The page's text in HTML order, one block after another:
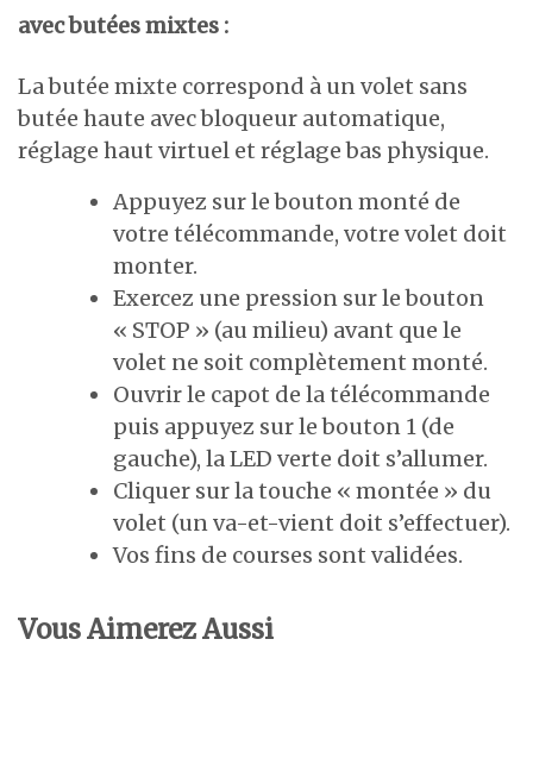
avec butées mixtes :
La butée mixte correspond à un volet sans
butée haute avec bloqueur automatique,
réglage haut virtuel et réglage bas physique.
Appuyez sur le bouton monté de
votre télécommande, votre volet doit
monter.
Exercez une pression sur le bouton
« STOP » (au milieu) avant que le
volet ne soit complètement monté.
Ouvrir le capot de la télécommande
puis appuyez sur le bouton 1 (de
gauche), la LED verte doit s’allumer.
Cliquer sur la touche « montée » du
volet (un va-et-vient doit s’effectuer).
Vos fins de courses sont validées.
Vous Aimerez Aussi